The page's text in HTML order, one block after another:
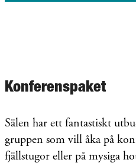
Konferenspaket
Sälen har ett fantastiskt
gruppen som vill åka på
fjällstugor eller på mysiga